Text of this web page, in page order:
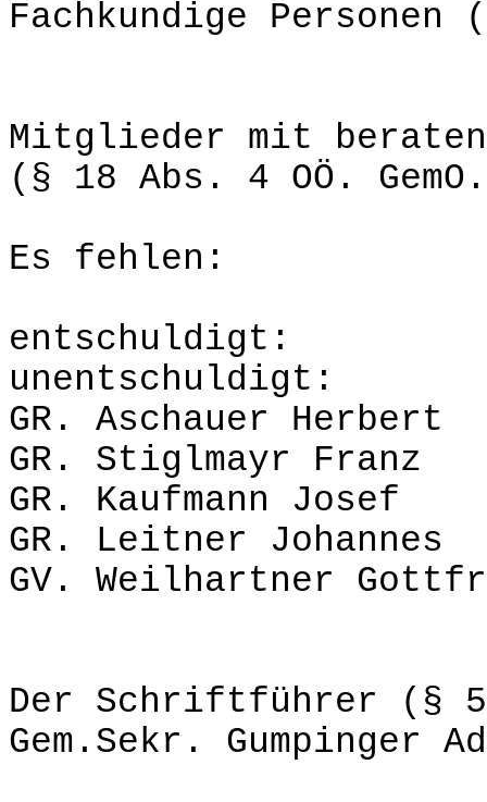
Fachkundige Personen
Mitglieder mit
(§ 18 Abs. 4 OÖ.
Es fehlen:
unentschuldigt:
GR. Aschauer Herbert
GR. Stiglmayr Franz
GR. Kaufmann Josef
GR. Leitner Johannes
GV. Weilhartner
Der Schriftführer (§
Gem.Sekr. Gumpinger